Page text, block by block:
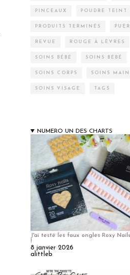
PINCEAUX POUDRE TEINT
PRODUITS TERMINÉS
REVUE ROUGE À LÈVRES
SOINS BÉBÉ SOINS BÉBÉ
SOINS CORPS SOINS
SOINS VISAGE TAGS
NUMERO UN DES CHARTS
J'ai testé les faux ongles Roxy
!
8 janvier 2026
alittleb